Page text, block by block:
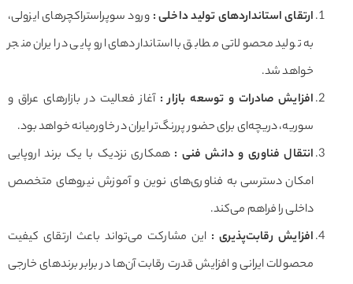
ارتقای استانداردهای تولید داخلی :ورود سوپراستراکچرهای ایزولی،
به تولید محصولاتی مطابق با استانداردهای اروپایی در ایران منجر
خواهد شد.
افزایش صادرات و توسعه بازار :آغاز فعالیت در بازارهای عراق و
سوریه، دریچه‌ای برای حضور پررنگ‌تر ایران در خاورمیانه خواهد بود.
انتقال فناوری و دانش فنی :همکاری نزدیک با یک برند اروپایی
امکان دسترسی به فناوری‌های نوین و آموزش نیروهای متخصص
داخلی را فراهم می‌کند.
افزایش رقابت‌پذیری :این مشارکت می‌تواند باعث ارتقای کیفیت
محصولات ایرانی و افزایش قدرت رقابت آن‌ها در برابر برندهای خارجی